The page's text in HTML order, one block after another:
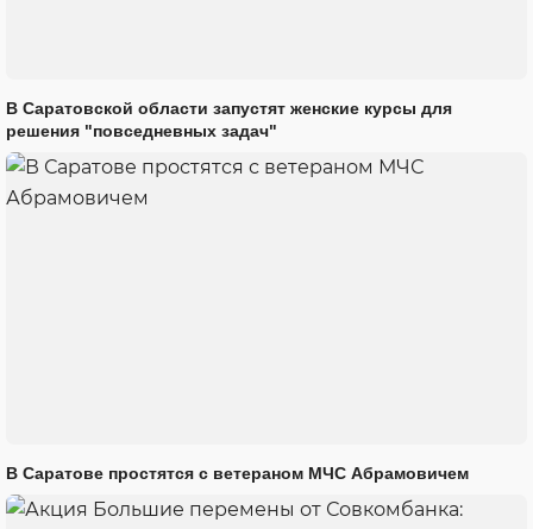
В Саратовской области запустят женские курсы для
решения "повседневных задач"
В Саратове простятся с ветераном МЧС Абрамовичем